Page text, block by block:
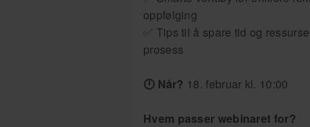
oppfølging
✅ Tips til å spare tid og
prosess
🕛 Når? 18. februar kl. 10:00
Hvem passer webinaret for?